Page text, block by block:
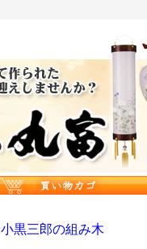
小黒三郎の組み木